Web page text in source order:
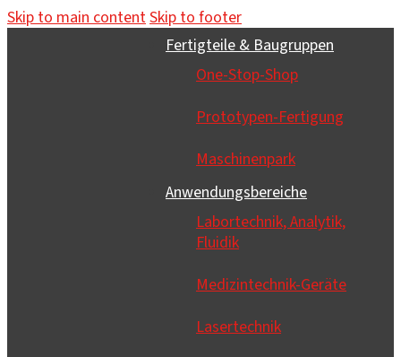
Skip to main contentSkip to footer
Fertigteile & Baugruppen
One-Stop-Shop
Prototypen-Fertigung
Maschinenpark
Anwendungsbereiche
Labortechnik, Analytik,
Fluidik
Medizintechnik-Geräte
Lasertechnik